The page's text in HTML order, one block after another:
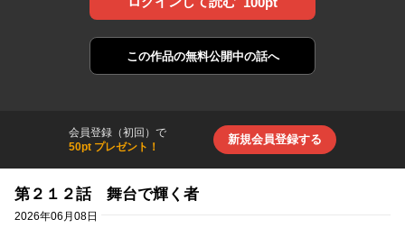
この作品の無料公開中の話へ
会員登録（初回）で
50pt プレゼント！
新規会員登録する
第２１２話 舞台で輝く者
2026年06月08日